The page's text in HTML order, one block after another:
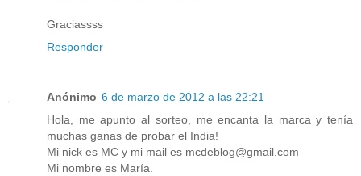
Graciassss
Responder
Anónimo 6 de marzo de 2012 a las 22:21
Hola, me apunto al sorteo, me encanta la marca y tenía
muchas ganas de probar el India!
Mi nick es MC y mi mail es mcdeblog@gmail.com
Mi nombre es María.